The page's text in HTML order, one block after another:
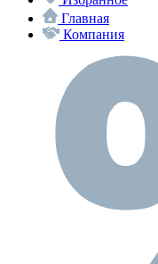
Главная
Компания